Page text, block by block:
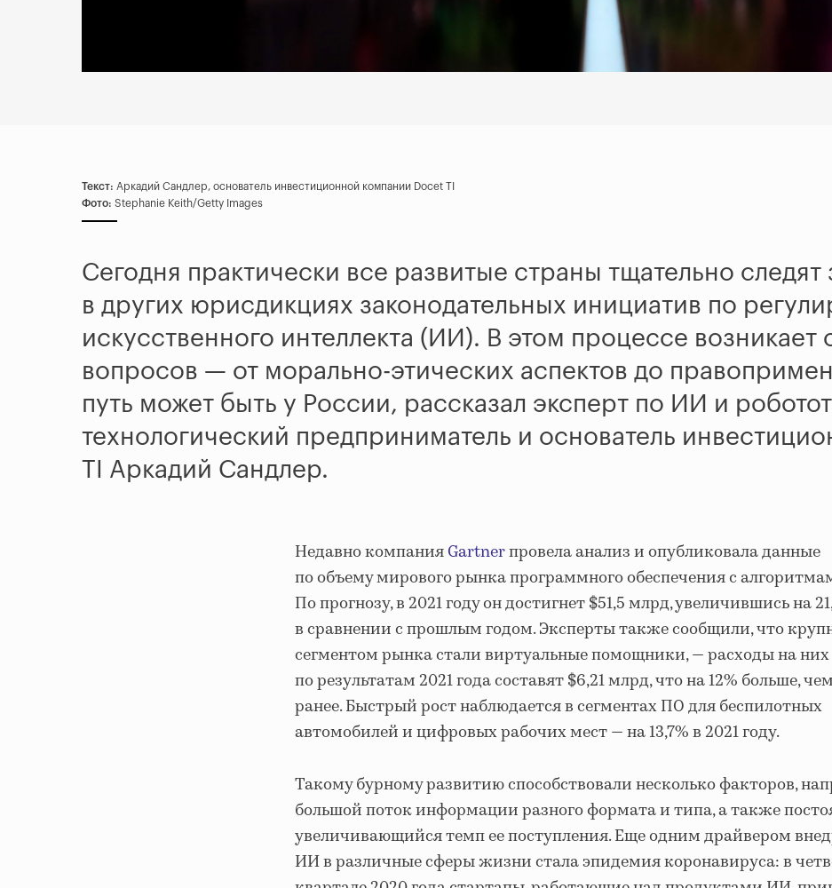
Текст: Аркадий Сандлер, основатель инвестиционной компании Docet TI
Фото: Stephanie Keith/Getty Images
Сегодня практически все развитые страны тщательно следят
в других юрисдикциях законодательных инициатив по
искусственного интеллекта (ИИ). В этом процессе возникает
вопросов — от морально-этических аспектов до
путь может быть у России, рассказал эксперт по ИИ и
технологический предприниматель и основатель
TI Аркадий Сандлер.
Недавно компанияGartnerпровела анализ и опубликовала данные
по объему мирового рынка программного обеспечения с
По прогнозу, в 2021 году он достигнет $51,5 млрд, увеличившись на
в сравнении с прошлым годом. Эксперты также сообщили, что
сегментом рынка стали виртуальные помощники, — расходы на них
по результатам 2021 года составят $6,21 млрд, что на 12% больше,
ранее. Быстрый рост наблюдается в сегментах ПО для беспилотных
автомобилей и цифровых рабочих мест — на 13,7% в 2021 году.
Такому бурному развитию способствовали несколько факторов,
большой поток информации разного формата и типа, а также
увеличивающийся темп ее поступления. Еще одним драйвером
ИИ в различные сферы жизни стала эпидемия коронавируса: в